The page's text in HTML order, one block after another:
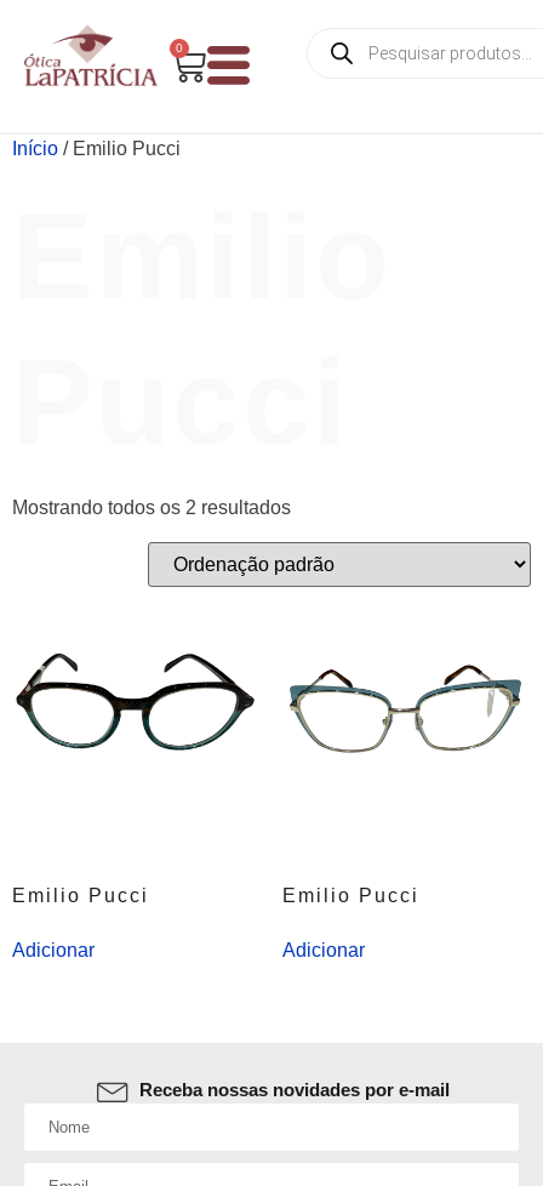
0
Início / Emilio Pucci
Mostrando todos os 2 resultados
Emilio Pucci
Adicionar
Emilio Pucci
Adicionar
Receba nossas novidades por e-mail